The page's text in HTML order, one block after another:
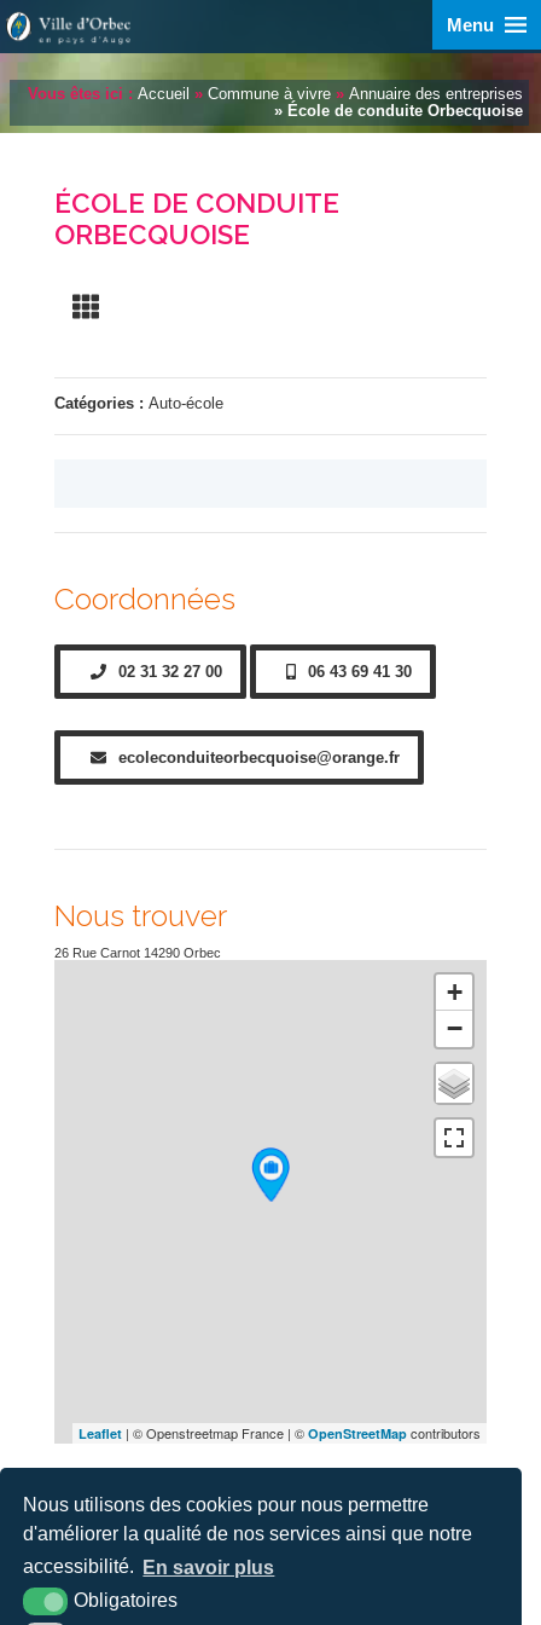
Nous utilisons des cookies pour nous permettre
d'améliorer la qualité de nos services ainsi que notre
accessibilité.
En savoir plus
Obligatoires
Menu
Vous êtes ici : Accueil » Commune à vivre » Annuaire des entreprises
» École de conduite Orbecquoise
ÉCOLE DE CONDUITE
ORBECQUOISE
Catégories : Auto-école
Coordonnées
02 31 32 27 00 06 43 69 41 30
ecoleconduiteorbecquoise@orange.fr
Nous trouver
26 Rue Carnot 14290 Orbec
+
−
Leaflet | © Openstreetmap France | ©OpenStreetMap contributors
Itinéraire